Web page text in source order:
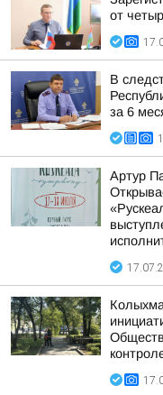
от
В
за 6
Артур